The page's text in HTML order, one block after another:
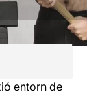
entorn de